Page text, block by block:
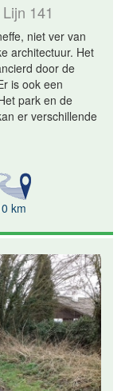
141
niet ver van
architectuur. Het
door de
is ook een
park en de
er verschillende
km